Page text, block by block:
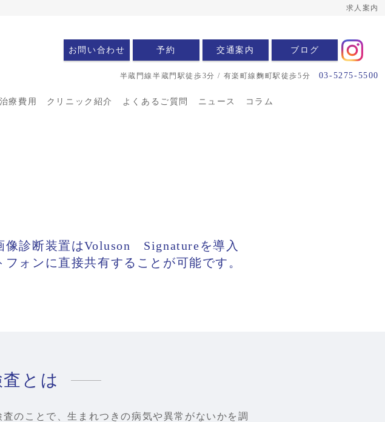
求人案内
治療費用 クリニック紹介 よくあるご質問 ニュース コラム
お問い合わせ 予約 交通案内 ブログ
半蔵門線半蔵門駅徒歩3分 / 有楽町線麴町駅徒歩5分 03-5275-5500
像診断装置はVoluson Signatureを導入
ォンに直接共有することが可能です。
とは
のことで、生まれつきの病気や異常がないかを調